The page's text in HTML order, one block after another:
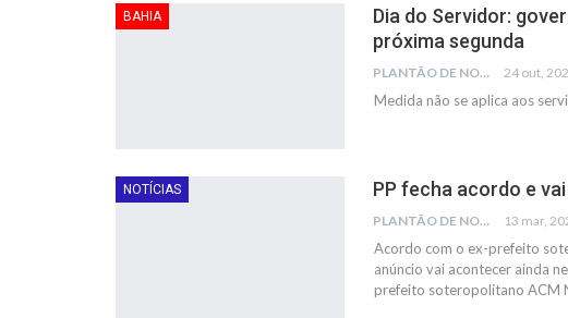
BAHIA
Dia do Servidor:
próxima segunda
PLANTÃO DE NOTÍCIAS 24 out,
Medida não se aplica aos
NOTÍCIAS PP fecha acordo e
PLANTÃO DE NOTÍCIAS 13 mar,
Acordo com o ex-prefeito
anúncio vai acontecer ainda
prefeito soteropolitano ACM